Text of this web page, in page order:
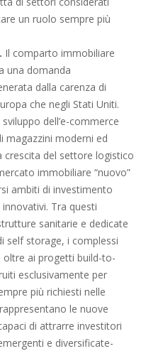
un ruolo sempre più
Il comparto immobiliare
una domanda
dalla carenza di
che negli Stati Uniti.
dell’e-commerce
magazzini moderni ed
del settore logistico
immobiliare “nuovo”
ambiti di investimento
Tra questi
sanitarie e dedicate
self storage, i complessi
oltre ai progetti build-to-
esclusivamente per
più richiesti nelle
le nuove
di attrarre investitori
e diversificate-